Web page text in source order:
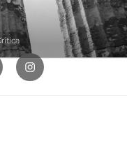
Instagram